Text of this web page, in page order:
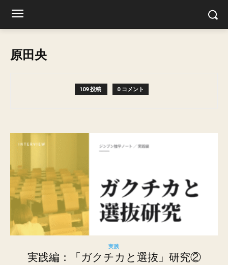
原田央
109 投稿 0 コメント
実践
実践編：「ガクチカと選抜」研究②